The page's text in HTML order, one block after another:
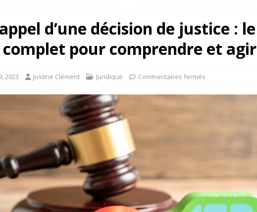
d’une décision de justice : le
pour comprendre et agir
2023 Justine Clément Juridique Commentaires fermés